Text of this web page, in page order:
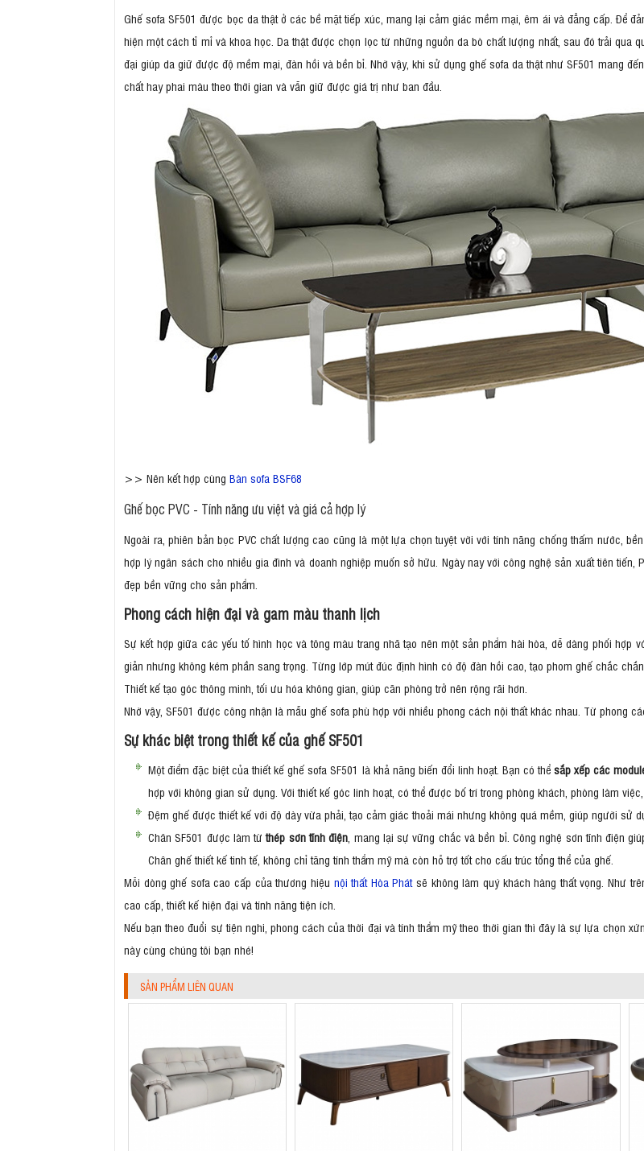
Ghế sofa SF501 được bọc da thật ở các bề mặt tiếp xúc, mang lại cảm giác mềm mại, êm ái và đẳng cấp. Để
hiện một cách tỉ mỉ và khoa học. Da thật được chọn lọc từ những nguồn da bò chất lượng nhất, sau đó trải qua
đại giúp da giữ được độ mềm mại, đàn hồi và bền bỉ. Nhờ vậy, khi sử dụng ghế sofa da thật như SF501 mang
chất hay phai màu theo thời gian và vẫn giữ được giá trị như ban đầu.
>> Nên kết hợp cùng Bàn sofa BSF68
Ghế bọc PVC - Tính năng ưu việt và giá cả hợp lý
Ngoài ra, phiên bản bọc PVC chất lượng cao cũng là một lựa chọn tuyệt vời với tính năng chống thấm nước,
hợp lý ngân sách cho nhiều gia đình và doanh nghiệp muốn sở hữu. Ngày nay với công nghệ sản xuất tiên
đẹp bền vững cho sản phẩm.
Phong cách hiện đại và gam màu thanh lịch
Sự kết hợp giữa các yếu tố hình học và tông màu trang nhã tạo nên một sản phẩm hài hòa, dễ dàng phối hợp
giản nhưng không kém phần sang trọng. Từng lớp mút đúc định hình có độ đàn hồi cao, tạo phom ghế chắc
Thiết kế tạo góc thông minh, tối ưu hóa không gian, giúp căn phòng trở nên rộng rãi hơn.
Nhờ vậy, SF501 được công nhận là mẫu ghế sofa phù hợp với nhiều phong cách nội thất khác nhau. Từ phong
Sự khác biệt trong thiết kế của ghế SF501
Một điểm đặc biệt của thiết kế ghế sofa SF501 là khả năng biến đổi linh hoạt. Bạn có thểsắp xếp các
hợp với không gian sử dụng. Với thiết kế góc linh hoạt, có thể được bố trí trong phòng khách, phòng làm
Đệm ghế được thiết kế với độ dày vừa phải, tạo cảm giác thoải mái nhưng không quá mềm, giúp người sử
Chân SF501 được làm từthép sơn tĩnh điện , mang lại sự vững chắc và bền bỉ. Công nghệ sơn tĩnh điện
Chân ghế thiết kế tinh tế, không chỉ tăng tính thẩm mỹ mà còn hỗ trợ tốt cho cấu trúc tổng thể của ghế.
Mỗi dòng ghế sofa cao cấp của thương hiệu nội thất Hòa Phátsẽ không làm quý khách hàng thất vọng. Như
cao cấp, thiết kế hiện đại và tính năng tiện ích.
Nếu bạn theo đuổi sự tiện nghi, phong cách của thời đại và tính thẩm mỹ theo thời gian thì đây là sự lựa chọn
này cùng chúng tôi bạn nhé!
SẢN PHẨM LIÊN QUAN